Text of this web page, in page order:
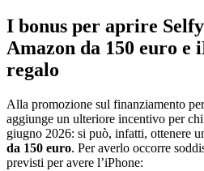
I bonus per aprire
Amazon da 150 euro e
regalo
Alla promozione sul finanziamento
aggiunge un ulteriore incentivo per
giugno 2026: si può, infatti, ottenere
da 150 euro. Per averlo occorre
previsti per avere l’iPhone: